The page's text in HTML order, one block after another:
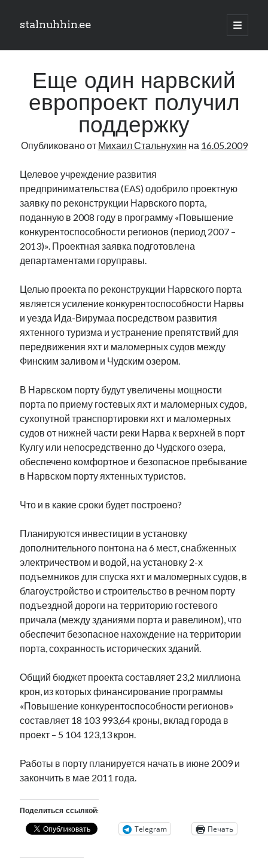
stalnuhhin.ee
отрыть
Боковая
панель
Поиск
В мире
Интервью
Книга
Личное
Нарва и северо-восток
Обзор прессы
Образование
Парламент и правительство
Экономика
Эстония и Россия
Юмор
Метки
radio narva takinada андрус ансип
ансиппиада безработица видео война
в поисках здравого смысла выборы
высказывание
евросоюз интервью история кабинетные истории
катри райк кая каллас книга маська нарва
памятники парад клоунов парламент партия
подкаст потеряны данные пресса программа
рийгикогу россия русский роман
русскоязычное образование сми ссср стенограмма
т.х. ильвес танк фотоотчет экономика экономика эстонии
эстония эстонский язык
mstalnuhhin@gmail.com
Отзывы и предложения по блогу:
anton.stalnuhhin@gmail.com
Еще один нарвский
европроект получил
поддержку
Опубликовано от Михаил Стальнухин на 16.05.2009
Целевое учреждение развития
предпринимательства (EAS) одобрило проектную
заявку по реконструкции Нарвского порта,
поданную в 2008 году в программу «Повышение
конкурентоспособности регионов (период 2007 –
2013)». Проектная заявка подготовлена
департаментами горуправы.
Целью проекта по реконструкции Нарвского порта
является усиление конкурентоспособности Нарвы
и уезда Ида-Вирумаа посредством развития
яхтенного туризма и устранение препятствий для
передвижения яхт и маломерных судов между
Финским заливом и Чудским озером.
В Нарвском порту будут увеличены мощности
порта по приему гостевых яхт и маломерных судов,
сухопутной транспортировки яхт и маломерных
судов от нижней части реки Нарва к верхней в порт
Кулгу или непосредственно до Чудского озера,
обеспечено комфортное и безопасное пребывание
в Нарвском порту яхтенных туристов.
Что и в какие сроки будет построено?
Планируются инвестиции в установку
дополнительного понтона на 6 мест, снабженных
электричеством и водой, на установку 2-х
подъемников для спуска яхт и маломерных судов, в
благоустройство и строительство в речном порту
подъездной дороги на территорию гостевого
причала (между зданиями порта и равелином), что
обеспечит безопасное нахождение на территории
порта, сохранность исторических зданий.
Общий бюджет проекта составляет 23,2 миллиона
крон, из которых финансирование программы
«Повышение конкурентоспособности регионов»
составляет 18 103 993,64 кроны, вклад города в
проект – 5 104 123,13 крон.
Работы в порту планируется начать в июне 2009 и
закончить в мае 2011 года.
Поделиться ссылкой:
Telegram Печать